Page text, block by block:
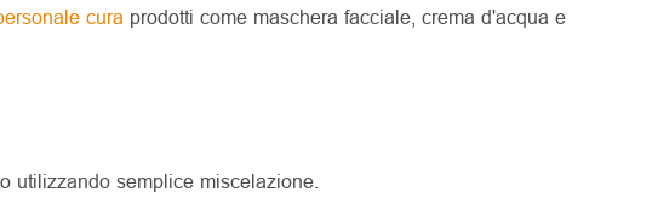
cura prodotti come maschera facciale, crema d'acqua e
utilizzando semplice miscelazione.